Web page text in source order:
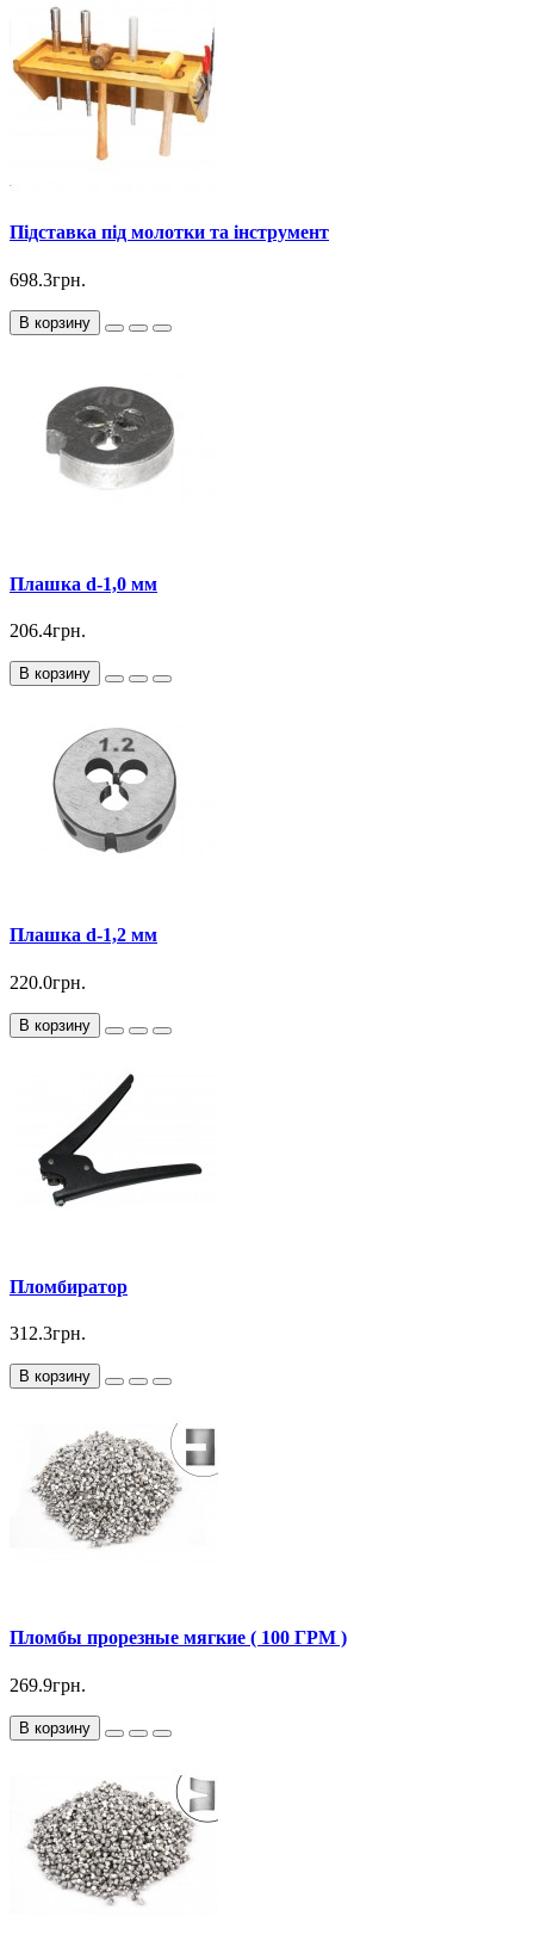
Підставка під молотки та інструмент
698.3грн.
В корзину
Плашка d-1,0 мм
206.4грн.
В корзину
Плашка d-1,2 мм
220.0грн.
В корзину
Пломбиратор
312.3грн.
В корзину
Пломбы прорезные мягкие ( 100 ГРМ )
269.9грн.
В корзину